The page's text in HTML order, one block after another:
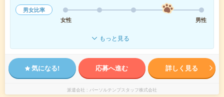
男女比率
女性
男性
もっと見る
気になる! 応募へ進む 詳しく見る
派遣会社 パーソルテンプスタッフ株式会社